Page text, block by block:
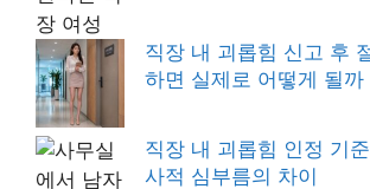
직장 내 괴롭힘 신고 후
하면 실제로 어떻게 될까
직장 내 괴롭힘 인정 기
사적 심부름의 차이